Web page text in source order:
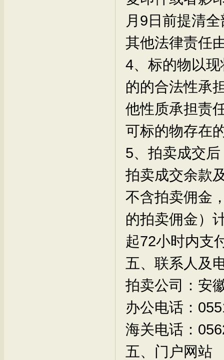
月9日前提清
其他法律责任
4、标的物以
的的合法性承
他性质承担责
可标的物存在
5、拍卖成交
拍卖成交余款
不含拍卖佣金
的拍卖佣金）
起72小时内支
五、联系人及
拍卖公司：安
办公电话：
海关电话：
五、门户网站